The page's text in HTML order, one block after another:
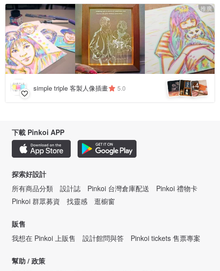
推廣
simple triple 客製人像插畫 5.0 +4
下載 Pinkoi APP
探索好設計
所有商品分類
設計誌 Pinkoi 台灣倉庫配送
Pinkoi 禮物卡
Pinkoi 群眾募資
找靈感 逛櫥窗
販售
我想在 Pinkoi 上販售
設計館問與答 Pinkoi tickets 售票專案
幫助 / 政策